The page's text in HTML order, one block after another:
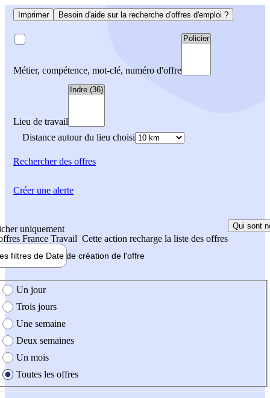
Imprimer Besoin d'aide sur la recherche d'offres d'emploi ?
Métier, compétence, mot-clé, numéro d'offre
Lieu de travail
Distance autour du lieu choisi
Rechercherdes offres
uniquement
France Travail Cette action recharge la liste des offres
Qui sont
filtres de Date de création de l'offre
création de l'offre
Un jour
Trois jours
Une semaine
Deux semaines
Un mois
Toutes les offres
Créer une alerte